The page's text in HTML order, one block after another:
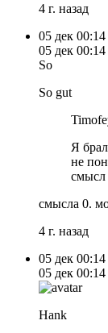
4 г. назад
05 дек 00:14
05 дек 00:14
So
So gut
Я
не
смысл
смысла 0.
4 г. назад
05 дек 00:14
05 дек 00:14
Hank